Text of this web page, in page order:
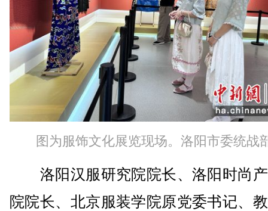
图为服饰文化展览现场。洛阳市委统战
洛阳汉服研究院院长、洛阳时尚
院院长、北京服装学院原党委书记、